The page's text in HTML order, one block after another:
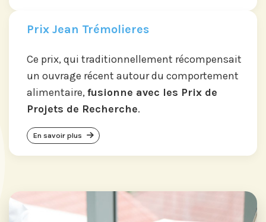
Prix Jean Trémolieres
Ce prix, qui traditionnellement récompensait
un ouvrage récent autour du comportement
alimentaire,fusionne avec les Prix de
Projets de Recherche.
En savoir plus